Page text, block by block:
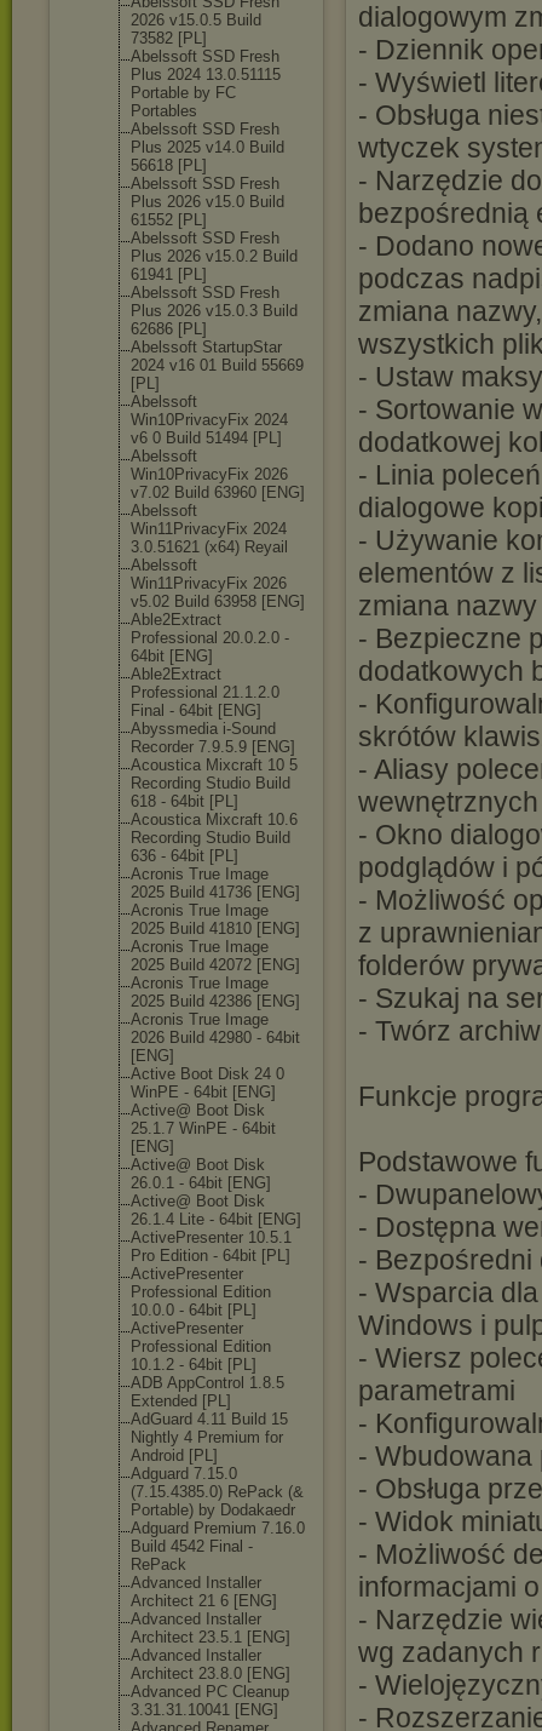
2026 v15.0.5 Build
73582 [PL]
Abelssoft SSD Fresh
Plus 2024 13.0.51115
Portable by FC
Portables
Abelssoft SSD Fresh
Plus 2025 v14.0 Build
56618 [PL]
Abelssoft SSD Fresh
Plus 2026 v15.0 Build
61552 [PL]
Abelssoft SSD Fresh
Plus 2026 v15.0.2 Build
61941 [PL]
Abelssoft SSD Fresh
Plus 2026 v15.0.3 Build
62686 [PL]
Abelssoft StartupStar
2024 v16 01 Build 55669
[PL]
Abelssoft
Win10PrivacyFix 2024
v6 0 Build 51494 [PL]
Abelssoft
Win10PrivacyFix 2026
v7.02 Build 63960 [ENG]
Abelssoft
Win11PrivacyFix 2024
3.0.51621 (x64) Reyail
Abelssoft
Win11PrivacyFix 2026
v5.02 Build 63958 [ENG]
Able2Extract
Professional 20.0.2.0 -
64bit [ENG]
Able2Extract
Professional 21.1.2.0
Final - 64bit [ENG]
Abyssmedia i-Sound
Recorder 7.9.5.9 [ENG]
Acoustica Mixcraft 10 5
Recording Studio Build
618 - 64bit [PL]
Acoustica Mixcraft 10.6
Recording Studio Build
636 - 64bit [PL]
Acronis True Image
2025 Build 41736 [ENG]
Acronis True Image
2025 Build 41810 [ENG]
Acronis True Image
2025 Build 42072 [ENG]
Acronis True Image
2025 Build 42386 [ENG]
Acronis True Image
2026 Build 42980 - 64bit
[ENG]
Active Boot Disk 24 0
WinPE - 64bit [ENG]
Active@ Boot Disk
25.1.7 WinPE - 64bit
[ENG]
Active@ Boot Disk
26.0.1 - 64bit [ENG]
Active@ Boot Disk
26.1.4 Lite - 64bit [ENG]
ActivePresenter 10.5.1
Pro Edition - 64bit [PL]
ActivePresenter
Professional Edition
10.0.0 - 64bit [PL]
ActivePresenter
Professional Edition
10.1.2 - 64bit [PL]
ADB AppControl 1.8.5
Extended [PL]
AdGuard 4.11 Build 15
Nightly 4 Premium for
Android [PL]
Adguard 7.15.0
(7.15.4385.0) RePack (&
Portable) by Dodakaedr
Adguard Premium 7.16.0
Build 4542 Final -
RePack
Advanced Installer
Architect 21 6 [ENG]
Advanced Installer
Architect 23.5.1 [ENG]
Advanced Installer
Architect 23.8.0 [ENG]
Advanced PC Cleanup
3.31.31.10041 [ENG]
dialogowym
- Dziennik
- Wyświetl
- Obsługa
wtyczek
- Narzędzie
bezpośrednią
- Dodano
podczas
zmiana
wszystkich
- Ustaw
- Sortowanie
dodatkowej
- Linia
dialogowe
- Używanie
elementów z
zmiana
- Bezpieczne
dodatkowych
-
skrótów
- Aliasy
- Okno
podglądów i
- Możliwość
z
folderów
- Szukaj na
- Twórz
Funkcje
Podstawowe
-
- Dostępna
-
- Wsparcia
Windows i
- Wiersz
parametrami
-
-
- Obsługa
- Widok
- Możliwość
informacjami
- Narzędzie
wg zadanych
-
-